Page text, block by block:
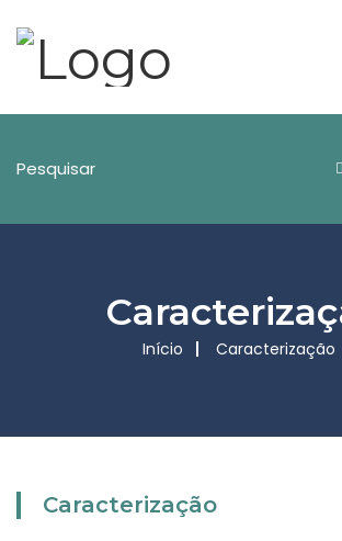
Início Caracterização
Caracterização